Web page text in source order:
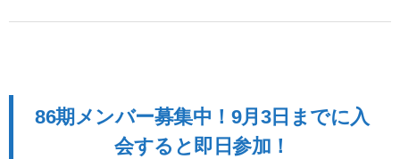
86期メンバー募集中！9月3日までに入
会すると即日参加！